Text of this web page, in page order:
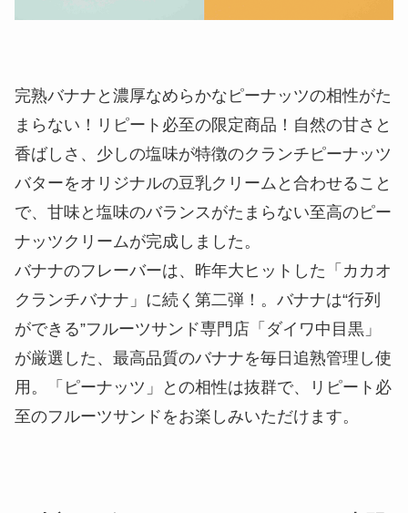
完熟バナナと濃厚なめらかなピーナッツの相性がた
まらない！リピート必至の限定商品！自然の甘さと
香ばしさ、少しの塩味が特徴のクランチピーナッツ
バターをオリジナルの豆乳クリームと合わせること
で、甘味と塩味のバランスがたまらない至高のピー
ナッツクリームが完成しました。
バナナのフレーバーは、昨年大ヒットした「カカオ
クランチバナナ」に続く第二弾！。バナナは“行列
ができる”フルーツサンド専門店「ダイワ中目黒」
が厳選した、最高品質のバナナを毎日追熟管理し使
用。「ピーナッツ」との相性は抜群で、リピート必
至のフルーツサンドをお楽しみいただけます。